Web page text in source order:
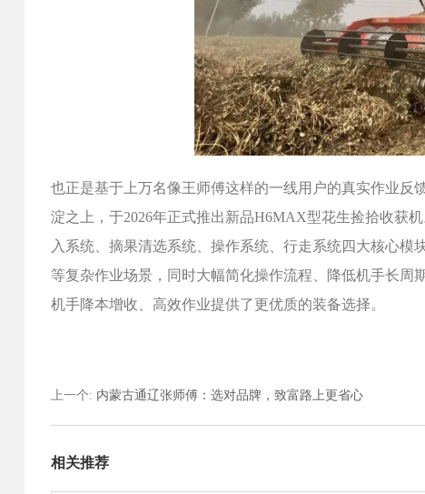
也正是基于上万名像王师傅这样的一线用户的真实作业反
淀之上，于2026年正式推出新品H6MAX型花生捡拾收获
入系统、摘果清选系统、操作系统、行走系统四大核心
等复杂作业场景，同时大幅简化操作流程、降低机手长
机手降本增收、高效作业提供了更优质的装备选择。
上一个: 内蒙古通辽张师傅：选对品牌，致富路上更省心
相关推荐